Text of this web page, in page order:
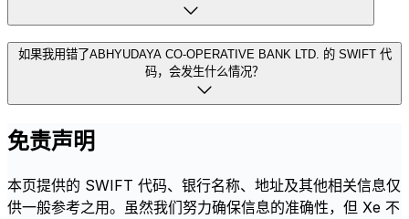
如果我用错了ABHYUDAYA CO-OPERATIVE BANK LTD. 的 SWIFT 代
码，会发生什么情况？
免责声明
本页提供的 SWIFT 代码、银行名称、地址及其他相关信息仅
供一般参考之用。虽然我们努力确保信息的准确性，但 Xe 不